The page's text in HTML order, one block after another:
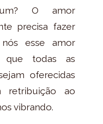
O amor
precisa fazer
esse amor
que todas as
oferecidas
retribuição ao
vibrando.